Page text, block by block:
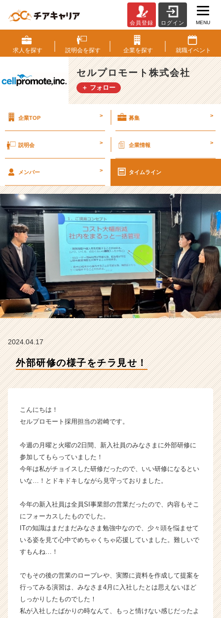
部
研
修
の
様
子
見
ル
モ
ト
株
式
会
社
の
タ
イ
ム
ラ
イ
ン
チ
ー・
企
か
ス
カ
ウ
が
届
く
就
活
ト
チ
ア
キ
会員登録 ログイン MENU
求人を探す 説明会を探す 企業を探す 就職イベント
セルプロモート株式会社
＋ フォロー
企業TOP > 募集 >
説明会 > 企業情報 >
メンバー > タイムライン
2024.04.17
外部研修の様子をチラ見せ！
こんにちは！
セルプロモート採用担当の岩崎です。
今週の月曜と火曜の2日間、新入社員のみなさまに外部研修に
参加してもらっていました！
今年は私がチョイスした研修だったので、いい研修になるとい
いな…！とドキドキしながら見守っておりました。
今年の新入社員は全員SI事業部の営業だったので、内容もそこ
にフォーカスしたものでした。
ITの知識はまだまだみなさま勉強中なので、少々頭を悩ませて
いる姿を見て心中でめちゃくちゃ応援していました。難しいで
すもんね…！
でもその後の営業のロープレや、実際に資料を作成して提案を
行ってみる演習は、みなさま4月に入社したとは思えないほど
しっかりしたものでした！
私が入社したばかりの時なんて、もっと情けない感じだったよ